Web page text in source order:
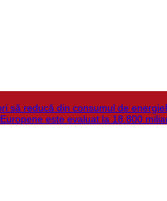
să reducă din consumul de energie
este evaluat la 18.800